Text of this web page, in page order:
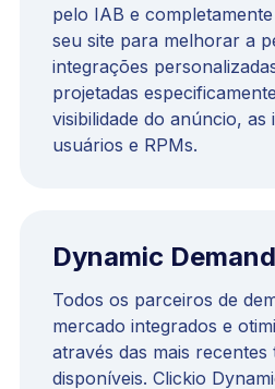
pelo IAB e
seu site para melhorar a
integrações
projetadas
visibilidade do anúncio,
usuários e RPMs.
Dynamic
Todos os parceiros de
mercado integrados e
através das mais recentes
disponíveis. Clickio